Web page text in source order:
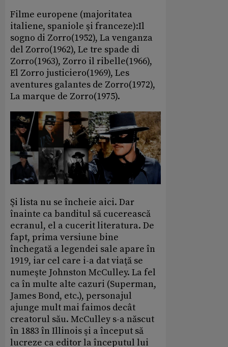
Filme europene (majoritatea
italiene, spaniole şi franceze):Il
sogno di Zorro(1952), La venganza
del Zorro(1962), Le tre spade di
Zorro(1963), Zorro il ribelle(1966),
El Zorro justiciero(1969), Les
aventures galantes de Zorro(1972),
La marque de Zorro(1975).
Şi lista nu se încheie aici. Dar
înainte ca banditul să cucerească
ecranul, el a cucerit literatura. De
fapt, prima versiune bine
închegată a legendei sale apare în
1919, iar cel care i-a dat viaţă se
numeşte Johnston McCulley. La fel
ca în multe alte cazuri (Superman,
James Bond, etc.), personajul
ajunge mult mai faimos decât
creatorul său. McCulley s-a născut
în 1883 în Illinois şi a început să
lucreze ca editor la începutul lui